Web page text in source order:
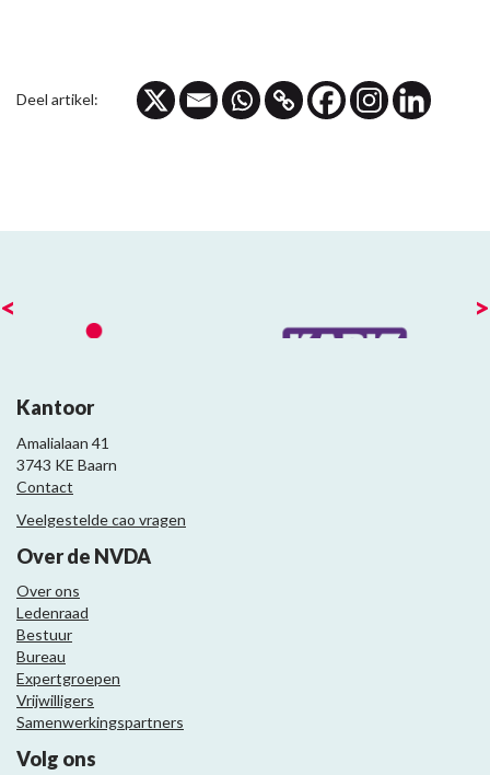
Deel artikel:
< >
Kantoor
Amalialaan 41
3743 KE Baarn
Contact
Veelgestelde cao vragen
Over de NVDA
Over ons
Ledenraad
Bestuur
Bureau
Expertgroepen
Vrijwilligers
Samenwerkingspartners
Volg ons